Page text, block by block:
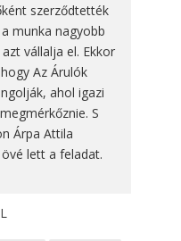
szerződtették
munka nagyobb
vállalja el. Ekkor
Az Árulók
ahol igazi
S
Árpa Attila
lett a feladat.